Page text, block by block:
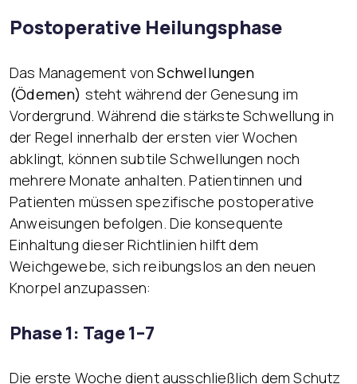
Postoperative Heilungsphase
Das Management vonSchwellungen
(Ödemen) steht während der Genesung im
Vordergrund. Während die stärkste Schwellung in
der Regel innerhalb der ersten vier Wochen
abklingt, können subtile Schwellungen noch
mehrere Monate anhalten. Patientinnen und
Patienten müssen spezifische postoperative
Anweisungen befolgen. Die konsequente
Einhaltung dieser Richtlinien hilft dem
Weichgewebe, sich reibungslos an den neuen
Knorpel anzupassen:
Phase 1: Tage 1–7
Die erste Woche dient ausschließlich dem Schutz